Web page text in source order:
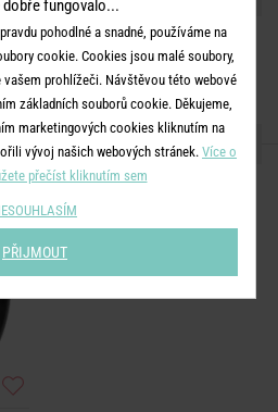
ZE SÉRIE
dobře fungovalo...
pohodlné a snadné, používáme na
cookie. Cookies jsou malé soubory,
prohlížeči. Návštěvou této webové
základních souborů cookie. Děkujeme,
marketingových cookies kliknutím na
vývoj našich webových stránek. Více o
přečíst kliknutím sem
PŘIJMOUT